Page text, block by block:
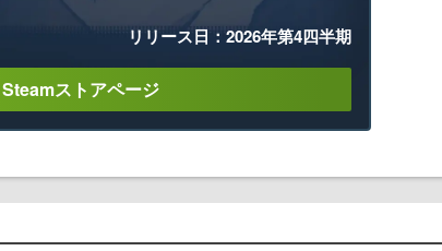
リリース日：2026年第4四半期
Steamストアページ